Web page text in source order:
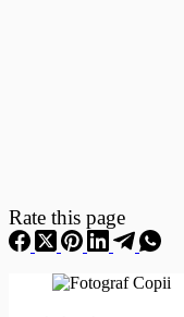
Rate this page